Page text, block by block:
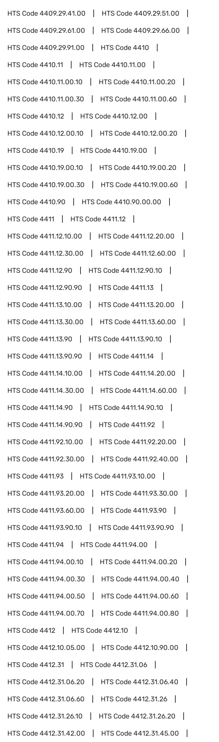
HTS Code4409.29.41.00 HTS Code4409.29.51.00
HTS Code4409.29.61.00 HTS Code4409.29.66.00
HTS Code4409.29.91.00 HTS Code4410
HTS Code4410.11 HTS Code4410.11.00
HTS Code4410.11.00.10 HTS Code4410.11.00.20
HTS Code4410.11.00.30 HTS Code4410.11.00.60
HTS Code4410.12 HTS Code4410.12.00
HTS Code4410.12.00.10 HTS Code4410.12.00.20
HTS Code4410.19 HTS Code4410.19.00
HTS Code4410.19.00.10 HTS Code4410.19.00.20
HTS Code4410.19.00.30 HTS Code4410.19.00.60
HTS Code4410.90 HTS Code4410.90.00.00
HTS Code4411 HTS Code4411.12
HTS Code4411.12.10.00 HTS Code4411.12.20.00
HTS Code4411.12.30.00 HTS Code4411.12.60.00
HTS Code4411.12.90 HTS Code4411.12.90.10
HTS Code4411.12.90.90 HTS Code4411.13
HTS Code4411.13.10.00 HTS Code4411.13.20.00
HTS Code4411.13.30.00 HTS Code4411.13.60.00
HTS Code4411.13.90 HTS Code4411.13.90.10
HTS Code4411.13.90.90 HTS Code4411.14
HTS Code4411.14.10.00 HTS Code4411.14.20.00
HTS Code4411.14.30.00 HTS Code4411.14.60.00
HTS Code4411.14.90 HTS Code4411.14.90.10
HTS Code4411.14.90.90 HTS Code4411.92
HTS Code4411.92.10.00 HTS Code4411.92.20.00
HTS Code4411.92.30.00 HTS Code4411.92.40.00
HTS Code4411.93 HTS Code4411.93.10.00
HTS Code4411.93.20.00 HTS Code4411.93.30.00
HTS Code4411.93.60.00 HTS Code4411.93.90
HTS Code4411.93.90.10 HTS Code4411.93.90.90
HTS Code4411.94 HTS Code4411.94.00
HTS Code4411.94.00.10 HTS Code4411.94.00.20
HTS Code4411.94.00.30 HTS Code4411.94.00.40
HTS Code4411.94.00.50 HTS Code4411.94.00.60
HTS Code4411.94.00.70 HTS Code4411.94.00.80
HTS Code4412 HTS Code4412.10
HTS Code4412.10.05.00 HTS Code4412.10.90.00
HTS Code4412.31 HTS Code4412.31.06
HTS Code4412.31.06.20 HTS Code4412.31.06.40
HTS Code4412.31.06.60 HTS Code4412.31.26
HTS Code4412.31.26.10 HTS Code4412.31.26.20
HTS Code4412.31.42.00 HTS Code4412.31.45.00